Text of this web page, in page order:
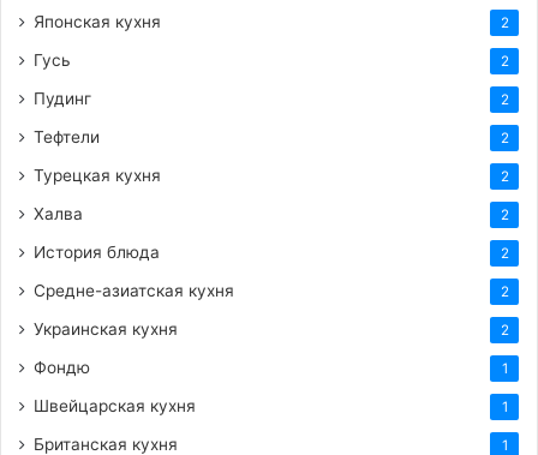
Японская кухня 2
Гусь 2
Пудинг 2
Тефтели 2
Турецкая кухня 2
Халва 2
История блюда 2
Средне-азиатская кухня 2
Украинская кухня 2
Фондю 1
Швейцарская кухня 1
Британская кухня 1